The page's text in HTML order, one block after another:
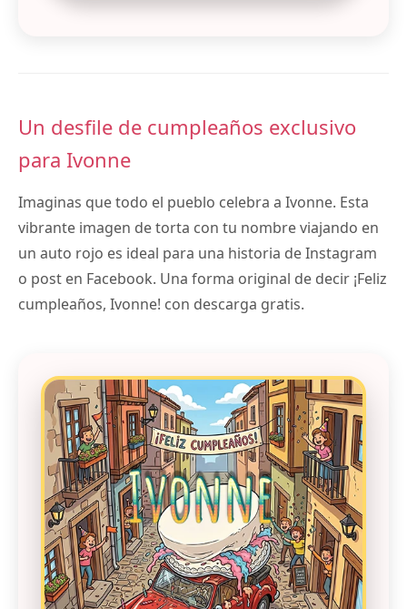
Un desfile de cumpleaños exclusivo
para Ivonne
Imaginas que todo el pueblo celebra a Ivonne. Esta
vibrante imagen de torta con tu nombre viajando en
un auto rojo es ideal para una historia de Instagram
o post en Facebook. Una forma original de decir ¡Feliz
cumpleaños, Ivonne! con descarga gratis.